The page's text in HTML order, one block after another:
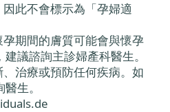
此不會標示為「孕婦適
期間的膚質可能會與懷孕
議諮詢主診婦產科醫生。
治療或預防任何疾病。如
生。